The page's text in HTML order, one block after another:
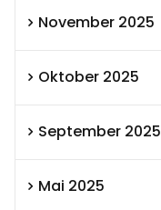
November 2025
Oktober 2025
September 2025
Mai 2025